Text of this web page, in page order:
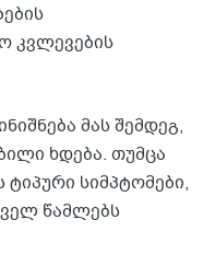
კვლევების
მას შემდეგ,
ხდება. თუმცა
სიმპტომები,
წამლებს